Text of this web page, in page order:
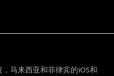
，马来西亚和菲律宾的iOS和